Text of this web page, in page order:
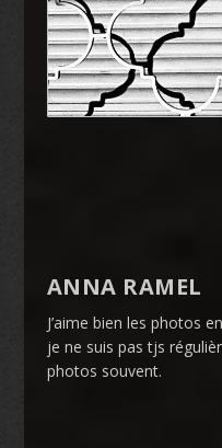
ANNA RAMEL
J’aime bien les photos
je ne suis pas tjs
photos souvent.